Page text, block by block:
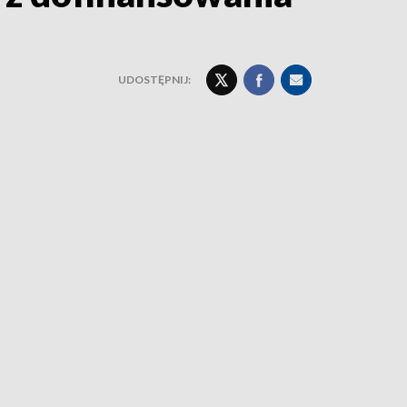
UDOSTĘPNIJ: